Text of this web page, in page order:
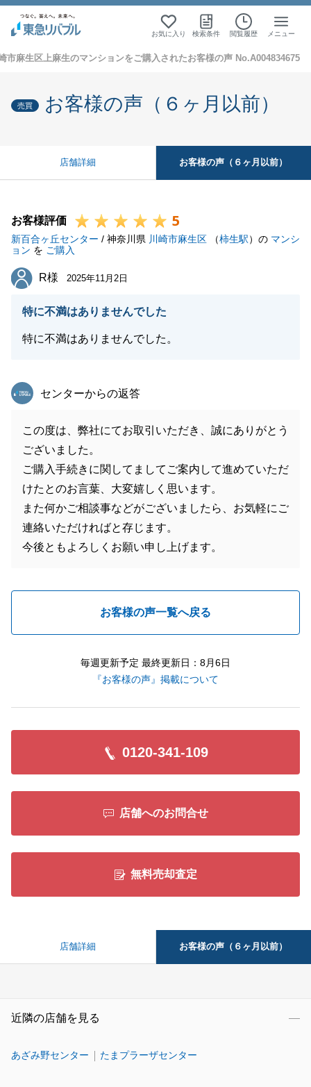
お気に入り 検索条件 閲覧履歴 メニュー
市麻生区上麻生のマンションをご購入されたお客様の声 No.A004834675
売買 お客様の声（６ヶ月以前）
店舗詳細 お客様の声（６ヶ月以前）
お客様評価 5
新百合ヶ丘センター / 神奈川県 川崎市麻生区 （柿生駅）の マンシ
ョン を ご購入
R様
R様 2025年11月2日
特に不満はありませんでした
特に不満はありませんでした。
東急リバブル
センターからの返答
この度は、弊社にてお取引いただき、誠にありがとう
ございました。
ご購入手続きに関してましてご案内して進めていただ
けたとのお言葉、大変嬉しく思います。
また何かご相談事などがございましたら、お気軽にご
連絡いただければと存じます。
今後ともよろしくお願い申し上げます。
お客様の声一覧へ戻る
毎週更新予定 最終更新日：8月6日
『お客様の声』掲載について
0120-341-109
店舗へのお問合せ
無料売却査定
店舗詳細 お客様の声（６ヶ月以前）
近隣の店舗を見る
あざみ野センター たまプラーザセンター